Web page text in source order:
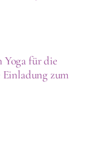
Yoga für die
Einladung zum